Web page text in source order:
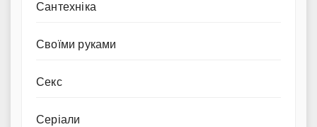
Сантехніка
Своїми руками
Секс
Серіали